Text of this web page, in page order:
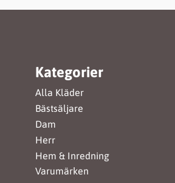
Kategorier
Alla Kläder
Bästsäljare
Dam
Herr
Hem & Inredning
Varumärken